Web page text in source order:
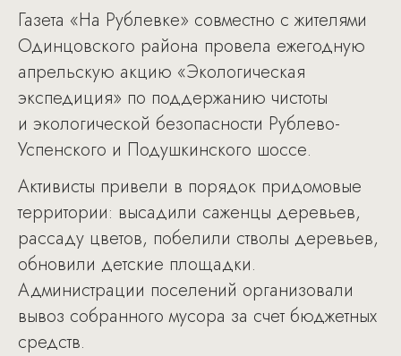
Газета «На Рублевке» совместно с жителями
Одинцовского района провела ежегодную
апрельскую акцию «Экологическая
экспедиция» по поддержанию чистоты
и экологической безопасности Рублево-
Успенского и Подушкинского шоссе.
Активисты привели в порядок придомовые
территории: высадили саженцы деревьев,
рассаду цветов, побелили стволы деревьев,
обновили детские площадки.
Администрации поселений организовали
вывоз собранного мусора за счет бюджетных
средств.